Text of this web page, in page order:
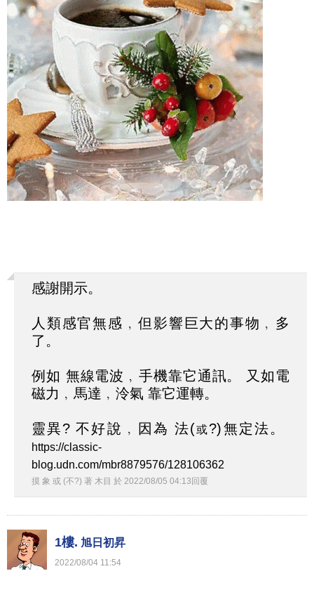
感謝開示。
人類感官無感﹐但影響巨大的事物﹐多
了。
例如 無線電波﹐手機靠它通訊。 又如電
磁力﹐馬達﹐泠氣 靠它運轉。
靈異? 不好說﹐因為 法(或?)無定法。
https://classic-
blog.udn.com/mbr8879576/128106362
摸 象 或 (不?) 著 木目 於 2022/08/05 04:13 回覆
1樓. 旭日初昇
2022/08/04 11:54